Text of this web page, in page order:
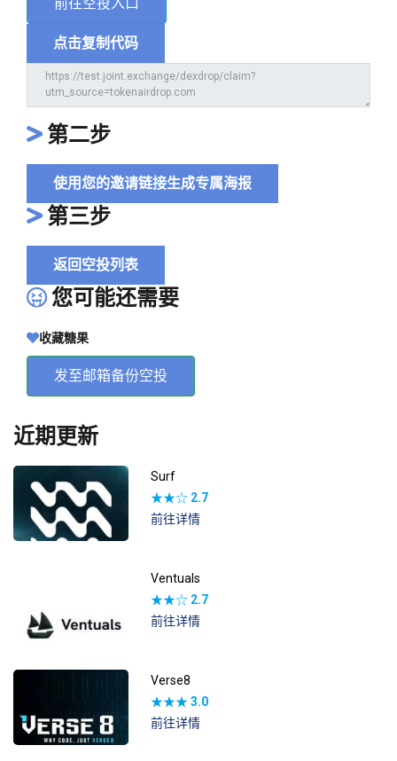
点击复制代码
第二步
使用您的邀请链接生成专属海报
第三步
返回空投列表
您可能还需要
收藏糖果
发至邮箱备份空投
近期更新
Surf
★★☆ 2.7
前往详情
Ventuals
★★☆ 2.7
前往详情
Verse8
★★★3.0
前往详情